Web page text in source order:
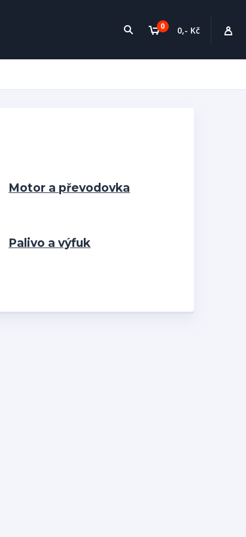
0 0,- Kč
Motor a převodovka
Palivo a výfuk